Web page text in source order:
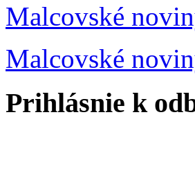
Malcovské
Malcovské
Prihlásnie k